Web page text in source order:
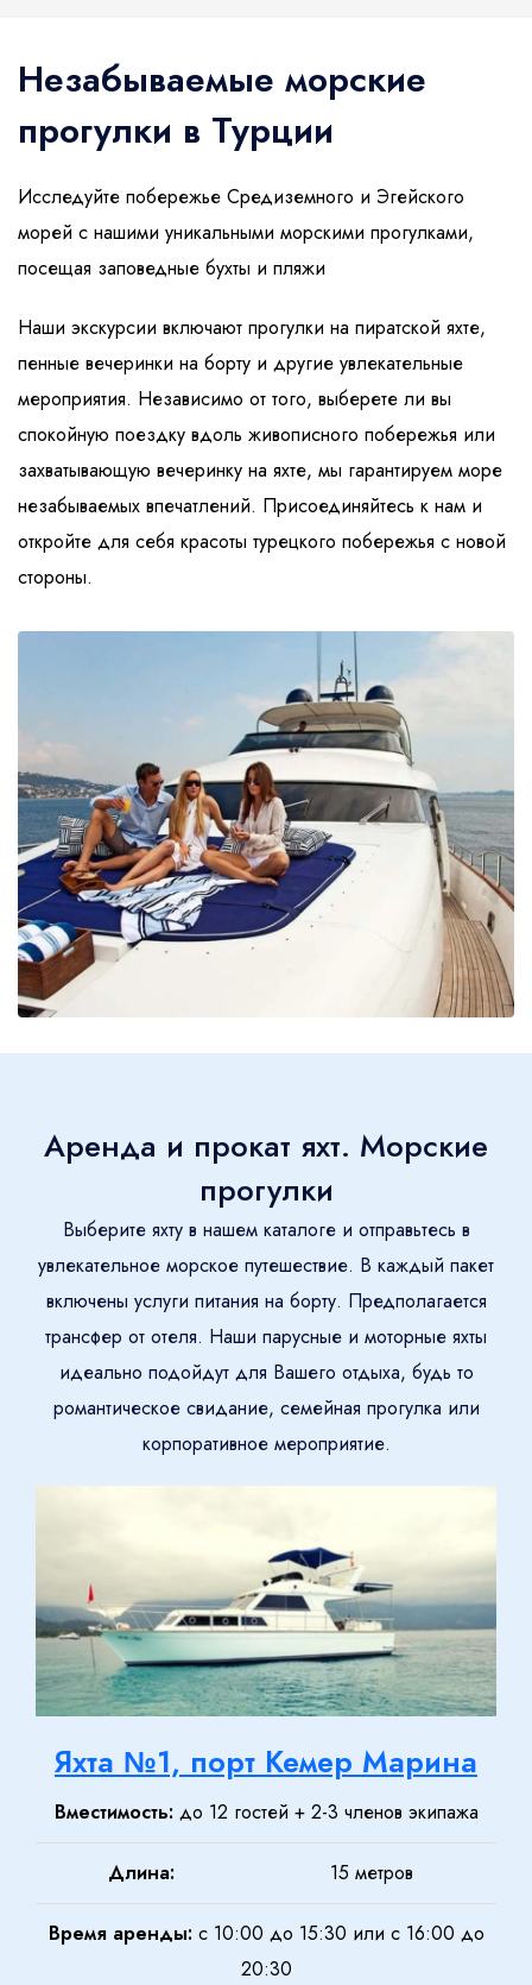
Незабываемые морские
прогулки в Турции
Исследуйте побережье Средиземного и Эгейского
морей с нашими уникальными морскими прогулками,
посещая заповедные бухты и пляжи
Наши экскурсии включают прогулки на пиратской яхте,
пенные вечеринки на борту и другие увлекательные
мероприятия. Независимо от того, выберете ли вы
спокойную поездку вдоль живописного побережья или
захватывающую вечеринку на яхте, мы гарантируем море
незабываемых впечатлений. Присоединяйтесь к нам и
откройте для себя красоты турецкого побережья с новой
стороны.
Аренда и прокат яхт. Морские
прогулки
Выберите яхту в нашем каталоге и отправьтесь в
увлекательное морское путешествие. В каждый пакет
включены услуги питания на борту. Предполагается
трансфер от отеля. Наши парусные и моторные яхты
идеально подойдут для Вашего отдыха, будь то
романтическое свидание, семейная прогулка или
корпоративное мероприятие.
Яхта №1, порт Кемер Марина
Вместимость: до 12 гостей + 2-3 членов экипажа
Длина: 15 метров
Время аренды: с 10:00 до 15:30 или с 16:00 до
20:30
др.
Отправить